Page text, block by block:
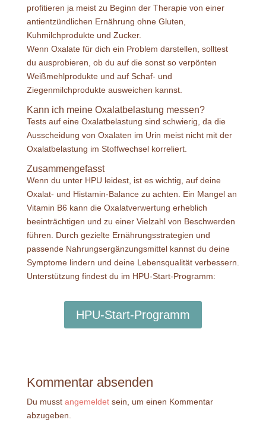
profitieren ja meist zu Beginn der Therapie von einer
antientzündlichen Ernährung ohne Gluten,
Kuhmilchprodukte und Zucker.
Wenn Oxalate für dich ein Problem darstellen, solltest
du ausprobieren, ob du auf die sonst so verpönten
Weißmehlprodukte und auf Schaf- und
Ziegenmilchprodukte ausweichen kannst.
Kann ich meine Oxalatbelastung messen?
Tests auf eine Oxalatbelastung sind schwierig, da die
Ausscheidung von Oxalaten im Urin meist nicht mit der
Oxalatbelastung im Stoffwechsel korreliert.
Zusammengefasst
Wenn du unter HPU leidest, ist es wichtig, auf deine
Oxalat- und Histamin-Balance zu achten. Ein Mangel an
Vitamin B6 kann die Oxalatverwertung erheblich
beeinträchtigen und zu einer Vielzahl von Beschwerden
führen. Durch gezielte Ernährungsstrategien und
passende Nahrungsergänzungsmittel kannst du deine
Symptome lindern und deine Lebensqualität verbessern.
Unterstützung findest du im HPU-Start-Programm:
HPU-Start-Programm
Kommentar absenden
Du musst angemeldetsein, um einen Kommentar
abzugeben.